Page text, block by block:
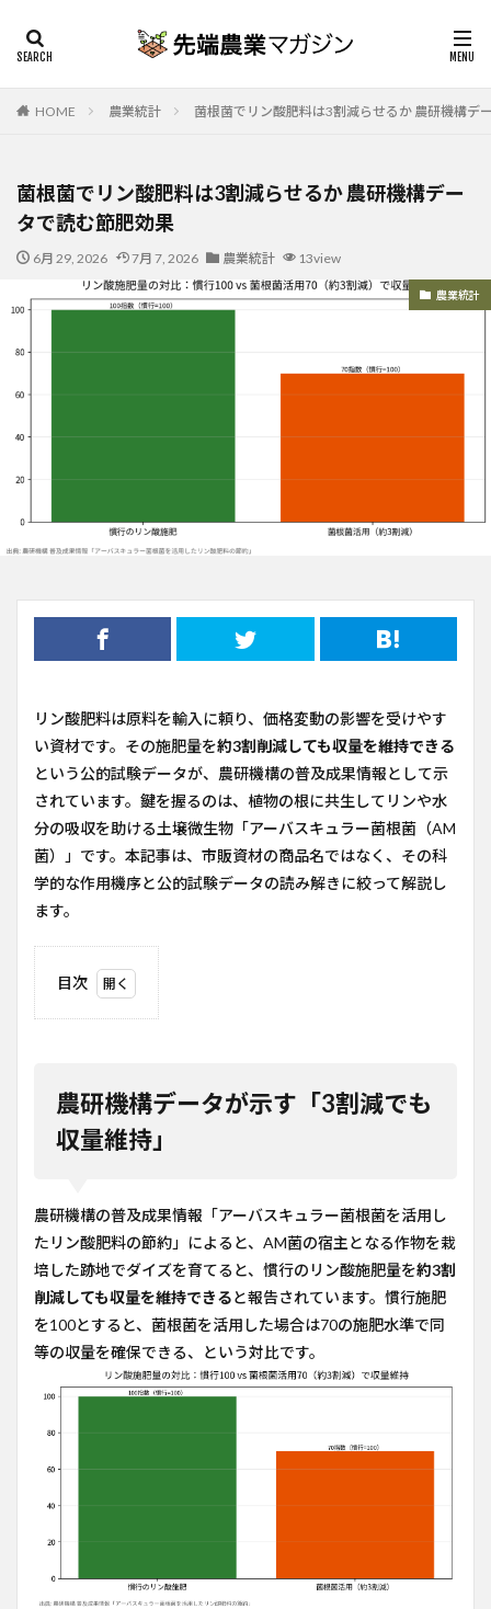
HOME 農業統計 菌根菌でリン酸肥料は3割減らせるか 農研機構デ
菌根菌でリン酸肥料は3割減らせるか 農研機構デー
タで読む節肥効果
6月 29, 2026 7月 7, 2026 農業統計 13view
農業統計
リン酸肥料は原料を輸入に頼り、価格変動の影響を受けやす
い資材です。その施肥量を約3割削減しても収量を維持できる
という公的試験データが、農研機構の普及成果情報として示
されています。鍵を握るのは、植物の根に共生してリンや水
分の吸収を助ける土壌微生物「アーバスキュラー菌根菌（AM
菌）」です。本記事は、市販資材の商品名ではなく、その科
学的な作用機序と公的試験データの読み解きに絞って解説し
ます。
目次
タが
示す
「3
割減
維
2
菌根
菌は
なぜ
リン
収を
助け
農
農業
にと
って
農研機構データが示す「3割減でも
収量維持」
農研機構の普及成果情報「アーバスキュラー菌根菌を活用し
たリン酸肥料の節約」によると、AM菌の宿主となる作物を栽
培した跡地でダイズを育てると、慣行のリン酸施肥量を約3割
削減しても収量を維持できると報告されています。慣行施肥
を100とすると、菌根菌を活用した場合は70の施肥水準で同
等の収量を確保できる、という対比です。